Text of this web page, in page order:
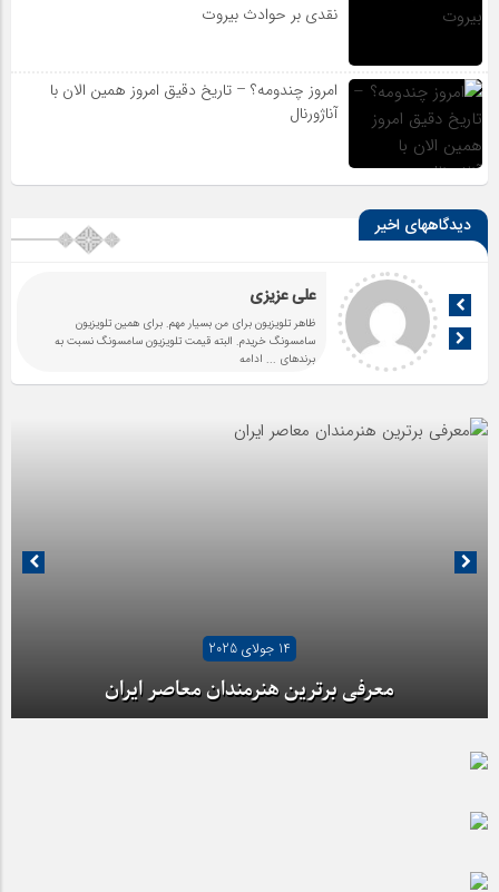
نقدی بر حوادث بیروت
امروز چندومه؟ – تاریخ دقیق امروز همین الان با
آناژورنال
دیدگاههای اخیر
علی عزیزی
ظاهر تلویزیون برای من بسیار مهم. برای همین تلویزیون
سامسونگ خریدم. البته قیمت تلویزیون سامسونگ نسبت به
برندهای ... ادامه
14 جولای 2025
معرفی برترین هنرمندان معاصر ایران